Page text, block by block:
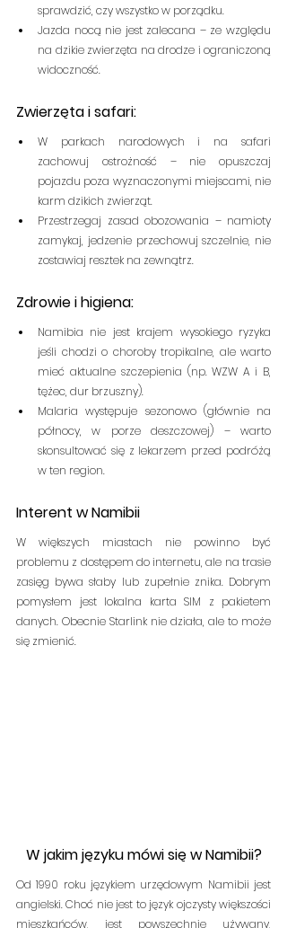
sprawdzić, czy wszystko w porządku.
Jazda nocą nie jest zalecana – ze względu
na dzikie zwierzęta na drodze i ograniczoną
widoczność.
Zwierzęta i safari:
W parkach narodowych i na safari
zachowuj ostrożność – nie opuszczaj
pojazdu poza wyznaczonymi miejscami, nie
karm dzikich zwierząt.
Przestrzegaj zasad obozowania – namioty
zamykaj, jedzenie przechowuj szczelnie, nie
zostawiaj resztek na zewnątrz.
Zdrowie i higiena:
Namibia nie jest krajem wysokiego ryzyka
jeśli chodzi o choroby tropikalne, ale warto
mieć aktualne szczepienia (np. WZW A i B,
tężec, dur brzuszny).
Malaria występuje sezonowo (głównie na
północy, w porze deszczowej) – warto
skonsultować się z lekarzem przed podróżą
w ten region.
Interent w Namibii
W większych miastach nie powinno być
problemu z dostępem do internetu, ale na trasie
zasięg bywa słaby lub zupełnie znika. Dobrym
pomysłem jest lokalna karta SIM z pakietem
danych. Obecnie Starlink nie działa, ale to może
się zmienić.
W jakim języku mówi się w Namibii?
Od 1990 roku językiem urzędowym Namibii jest
angielski. Choć nie jest to język ojczysty większości
mieszkańców, jest powszechnie używany,